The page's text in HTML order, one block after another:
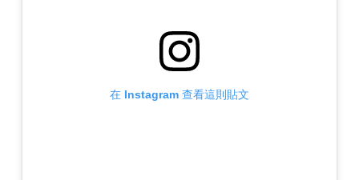
在 Instagram 查看這則貼文